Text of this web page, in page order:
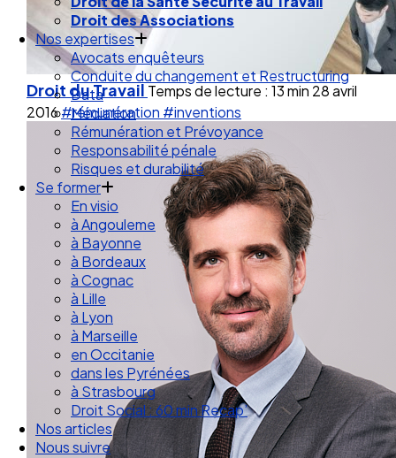
Droit des Associations
Nos expertises
Avocats enquêteurs
Conduite du changement et Restructuring
Data
Médiation
Rémunération et Prévoyance
Responsabilité pénale
Risques et durabilité
Se former
En visio
à Angouleme
à Bayonne
à Bordeaux
à Cognac
à Lille
à Lyon
à Marseille
en Occitanie
dans les Pyrénées
à Strasbourg
Droit Social : 60 min Recap’
Nos articles
Nous suivre
Droit du TravailTemps de lecture : 13 min 28 avril
2016#rémunération #inventions